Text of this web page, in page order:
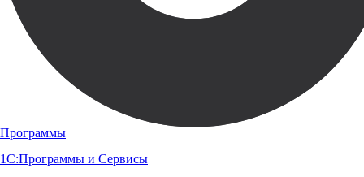
Программы
1С:Программы и Сервисы